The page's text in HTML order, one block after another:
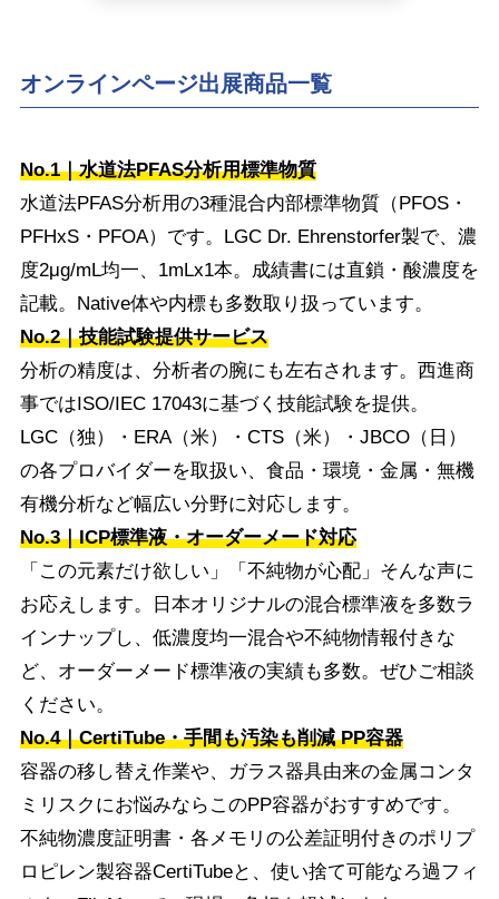
オンラインページ出展商品一覧
No.1｜水道法PFAS分析用標準物質
水道法PFAS分析用の3種混合内部標準物質（PFOS・
PFHxS・PFOA）です。LGC Dr. Ehrenstorfer製で、濃
度2μg/mL均一、1mLx1本。成績書には直鎖・酸濃度を
記載。Native体や内標も多数取り扱っています。
No.2｜技能試験提供サービス
分析の精度は、分析者の腕にも左右されます。西進商
事ではISO/IEC 17043に基づく技能試験を提供。
LGC（独）・ERA（米）・CTS（米）・JBCO（日）
の各プロバイダーを取扱い、食品・環境・金属・無機
有機分析など幅広い分野に対応します。
No.3｜ICP標準液・オーダーメード対応
「この元素だけ欲しい」「不純物が心配」そんな声に
お応えします。日本オリジナルの混合標準液を多数ラ
インナップし、低濃度均一混合や不純物情報付きな
ど、オーダーメード標準液の実績も多数。ぜひご相談
ください。
No.4｜CertiTube・手間も汚染も削減 PP容器
容器の移し替え作業や、ガラス器具由来の金属コンタ
ミリスクにお悩みならこのPP容器がおすすめです。
不純物濃度証明書・各メモリの公差証明付きのポリプ
ロピレン製容器CertiTubeと、使い捨て可能なろ過フィ